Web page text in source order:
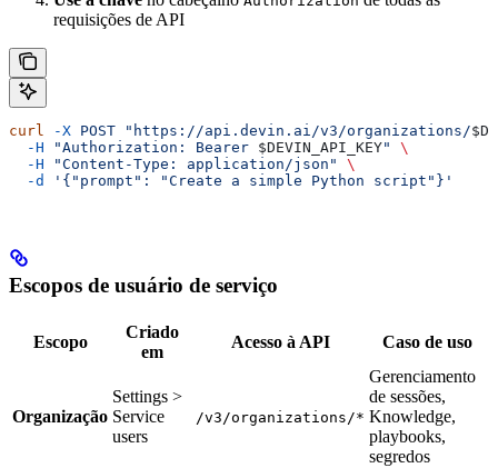
requisições de API
curl -X POST "https://api.devin.ai/v3/organizations/
  -H
"Authorization: Bearer $DEVIN_API_KEY"
\
  -H
"Content-Type: application/json"
\
  -d
'{"prompt": "Create a simple Python script"}'
Escopos de usuário de serviço
Escopo
Criado
em
Acesso à API Caso de uso
Organização
Settings >
Service
users
/v3/organizations/*
Gerenciamento
de sessões,
Knowledge,
playbooks,
segredos